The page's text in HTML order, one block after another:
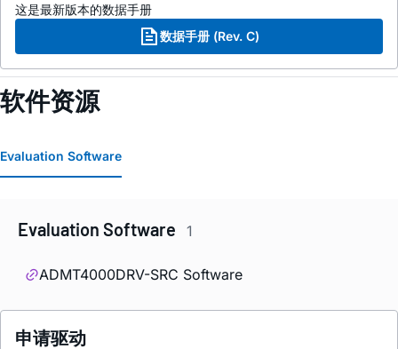
这是最新版本的数据手册
数据手册 (Rev. C)
软件资源
Evaluation Software
Evaluation Software 1
ADMT4000DRV-SRC Software
申请驱动